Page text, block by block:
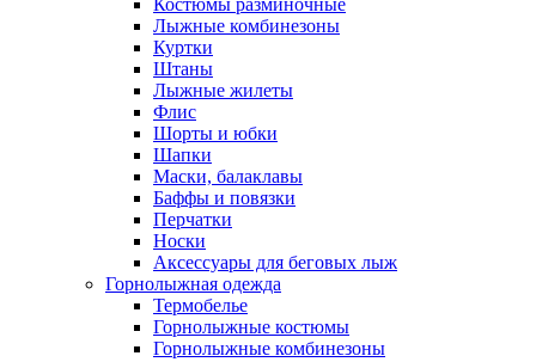
Костюмы разминочные
Лыжные комбинезоны
Куртки
Штаны
Лыжные жилеты
Флис
Шорты и юбки
Шапки
Маски, балаклавы
Баффы и повязки
Перчатки
Носки
Аксессуары для беговых лыж
Горнолыжная одежда
Термобелье
Горнолыжные костюмы
Горнолыжные комбинезоны